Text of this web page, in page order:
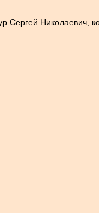
Сергей Николаевич,